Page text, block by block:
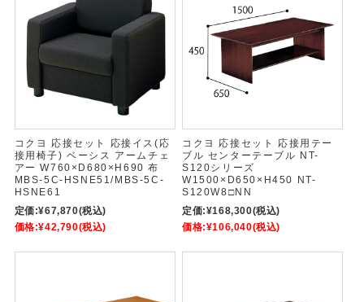
コクヨ 応接セット 応接イス(応
接用椅子) ベーシス アームチェ
アー W760×D680×H690 布
MBS-5C-HSNE51/MBS-5C-
HSNE61
定価:¥67,870(税込)
価格:¥42,790(税込)
コクヨ 応接セット 応接用テー
ブル センターテーブル NT-
S120シリーズ
W1500×D650×H450 NT-
S120W8□NN
定価:¥168,300(税込)
価格:¥106,040(税込)